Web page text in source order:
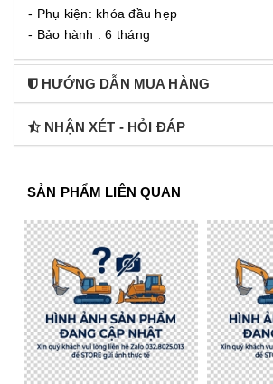
- Phụ kiện: khóa đầu hẹp
- Bảo hành : 6 tháng
HƯỚNG DẪN MUA HÀNG
NHẬN XÉT - HỎI ĐÁP
SẢN PHẨM LIÊN QUAN